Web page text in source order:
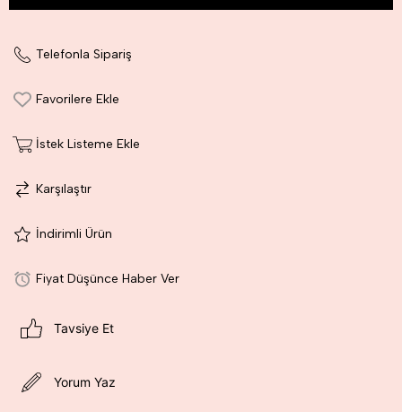
Telefonla Sipariş
Favorilere Ekle
İstek Listeme Ekle
Karşılaştır
İndirimli Ürün
Fiyat Düşünce Haber Ver
Tavsiye Et
Yorum Yaz